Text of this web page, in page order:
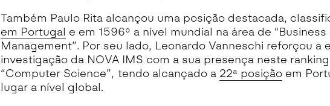
Também Paulo Rita alcançou uma posição destacada,
em Portugal e em 1596º a nível mundial na área de "Business
Management”. Por seu lado, Leonardo Vanneschi reforçou a
investigação da NOVA IMS com a sua presença neste
“Computer Science”, tendo alcançado a 22ª posiçãoem
lugar a nível global.